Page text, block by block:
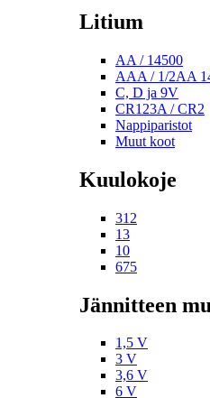
Litium
AA / 14500
AAA / 1/2AA
C, D ja 9V
CR123A / CR2
Nappiparistot
Muut koot
Kuulokoje
312
13
10
675
Jännitteen
1,5 V
3 V
3,6 V
6 V